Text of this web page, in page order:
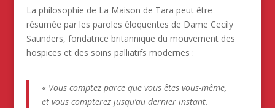
La philosophie de La Maison de Tara peut être
résumée par les paroles éloquentes de Dame Cecily
Saunders, fondatrice britannique du mouvement des
hospices et des soins palliatifs modernes :
« Vous comptez parce que vous êtes vous-même,
et vous compterez jusqu’au dernier instant.